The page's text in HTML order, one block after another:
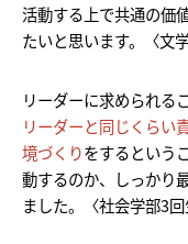
活動する上で共通の価
たいと思います。〈文
リーダーに求められる
リーダーと同じくらい
境づくりをするという
動するのか、しっかり
ました。〈社会学部3回